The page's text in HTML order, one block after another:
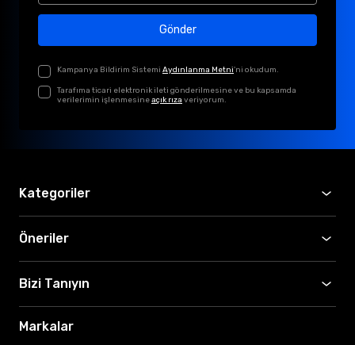
Gönder
Kampanya Bildirim Sistemi Aydınlanma Metni'ni okudum.
Tarafıma ticari elektronik ileti gönderilmesine ve bu kapsamda
verilerimin işlenmesineaçık rıza veriyorum.
Kategoriler
Öneriler
Bizi Tanıyın
Markalar